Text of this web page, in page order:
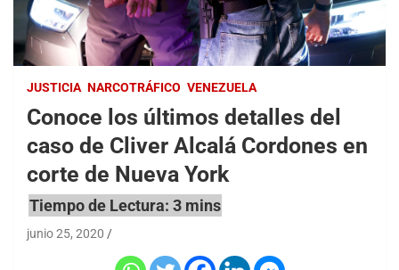
JUSTICIA NARCOTRÁFICO VENEZUELA
Conoce los últimos detalles del
caso de Cliver Alcalá Cordones en
corte de Nueva York
junio 25, 2020